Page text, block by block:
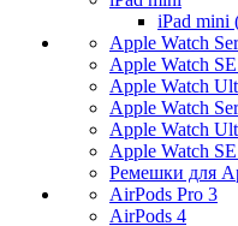
iPad mini
Apple Watch
Apple Watch
Apple Watch
Apple Watch
Apple Watch
Apple Watch
Ремешки для
AirPods Pro 3
AirPods 4